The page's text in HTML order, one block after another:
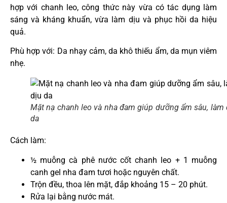
hợp với chanh leo, công thức này vừa có tác dụng làm
sáng và kháng khuẩn, vừa làm dịu và phục hồi da hiệu
quả.
Phù hợp với: Da nhạy cảm, da khô thiếu ẩm, da mụn viêm
nhẹ.
Mặt nạ chanh leo và nha đam giúp dưỡng ẩm sâu, làm
da
Cách làm:
½ muỗng cà phê nước cốt chanh leo + 1 muỗng
canh gel nha đam tươi hoặc nguyên chất.
Trộn đều, thoa lên mặt, đắp khoảng 15 – 20 phút.
Rửa lại bằng nước mát.